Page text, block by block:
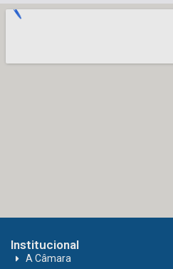
Institucional
A Câmara